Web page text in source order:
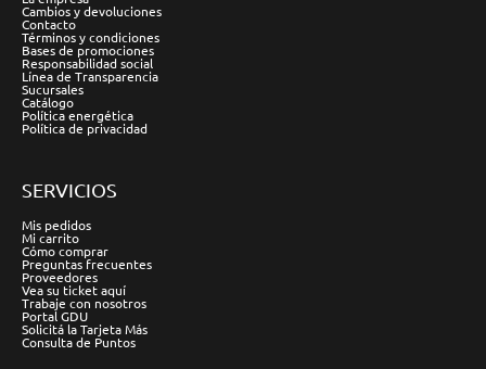
Cambios y devoluciones
Contacto
Términos y condiciones
Bases de promociones
Responsabilidad social
Línea de Transparencia
Sucursales
Catálogo
Política energética
Política de privacidad
SERVICIOS
Mis pedidos
Mi carrito
Cómo comprar
Preguntas frecuentes
Proveedores
Vea su ticket aquí
Trabaje con nosotros
Portal GDU
Solicitá la Tarjeta Más
Consulta de Puntos